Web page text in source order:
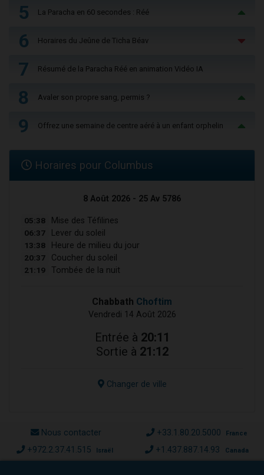
5 La Paracha en 60 secondes : Réé
6 Horaires du Jeûne de Ticha Béav
7 Résumé de la Paracha Réé en animation Vidéo IA
8 Avaler son propre sang, permis ?
9 Offrez une semaine de centre aéré à un enfant orphelin
Horaires pour Columbus
8 Août 2026 - 25 Av 5786
05:38 Mise des Téfilines
06:37 Lever du soleil
13:38 Heure de milieu du jour
20:37 Coucher du soleil
21:19 Tombée de la nuit
Chabbath Choftim
Vendredi 14 Août 2026
Entrée à 20:11
Sortie à 21:12
Changer de ville
Nous contacter +33.1.80.20.5000 France
+972.2.37.41.515 Israël +1.437.887.14.93 Canada